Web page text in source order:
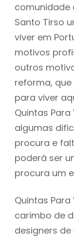
comunidade
Santo Tirso
viver em
motivos
outros
reforma,
para viver
Quintas
algumas
procura e
poderá ser
procura um
Quintas
carimbo de
designers